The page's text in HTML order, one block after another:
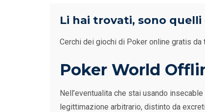
Li hai trovati, sono
Cerchi dei giochi di Poker online gratis
Poker World
Nell’eventualita che stai usando
legittimazione arbitrario, distinto da